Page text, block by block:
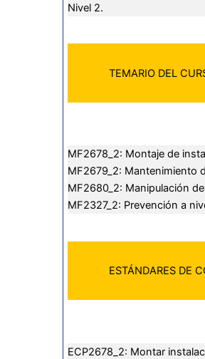
Nivel 2.
TEMARIO DEL
MF2678_2: Montaje de
MF2679_2: Mantenimiento
MF2680_2: Manipulación
MF2327_2: Prevención a
ESTÁNDARES DE
ECP2678_2: Montar